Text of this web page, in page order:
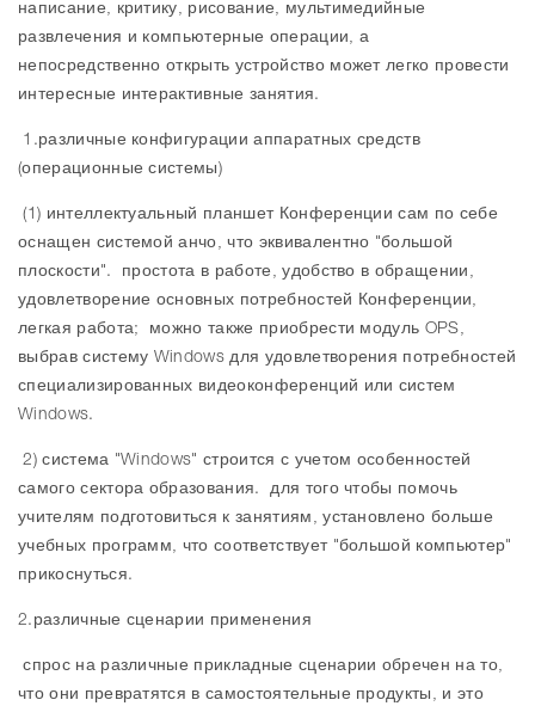
написание, критику, рисование, мультимедийные
развлечения и компьютерные операции, а
непосредственно открыть устройство может легко провести
интересные интерактивные занятия.
1.различные конфигурации аппаратных средств
(операционные системы)
(1) интеллектуальный планшет Конференции сам по себе
оснащен системой анчо, что эквивалентно "большой
плоскости". простота в работе, удобство в обращении,
удовлетворение основных потребностей Конференции,
легкая работа; можно также приобрести модуль OPS,
выбрав систему Windows для удовлетворения потребностей
специализированных видеоконференций или систем
Windows.
2) система "Windows" строится с учетом особенностей
самого сектора образования. для того чтобы помочь
учителям подготовиться к занятиям, установлено больше
учебных программ, что соответствует "большой компьютер"
прикоснуться.
2.различные сценарии применения
спрос на различные прикладные сценарии обречен на то,
что они превратятся в самостоятельные продукты, и это